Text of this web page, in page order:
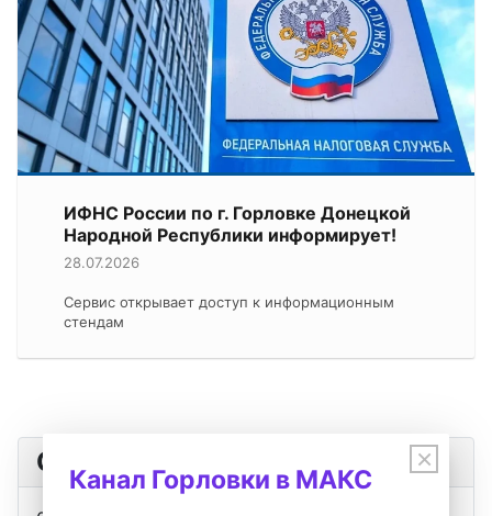
ИФНС России по г. Горловке Донецкой
Народной Республики информирует!
28.07.2026
Сервис открывает доступ к информационным
стендам
Оповещения ×
Канал Горловки в МАКС